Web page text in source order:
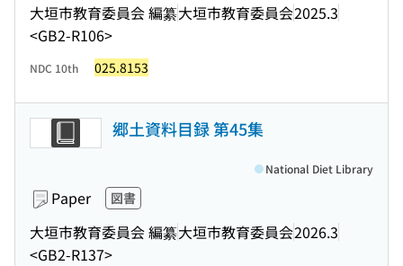
大垣市教育委員会 編纂大垣市教育委員会2025.3
<GB2-R106>
NDC 10th 025.8153
郷土資料目録 第45集
Paper 図書
大垣市教育委員会 編纂大垣市教育委員会2026.3
<GB2-R137>
National Diet Library